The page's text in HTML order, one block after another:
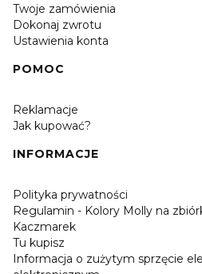
Twoje zamówienia
Dokonaj zwrotu
Ustawienia konta
POMOC
Reklamacje
Jak kupować?
INFORMACJE
Polityka prywatności
Regulamin - Kolory Molly na
Kaczmarek
Tu kupisz
Informacja o zużytym sprzęcie